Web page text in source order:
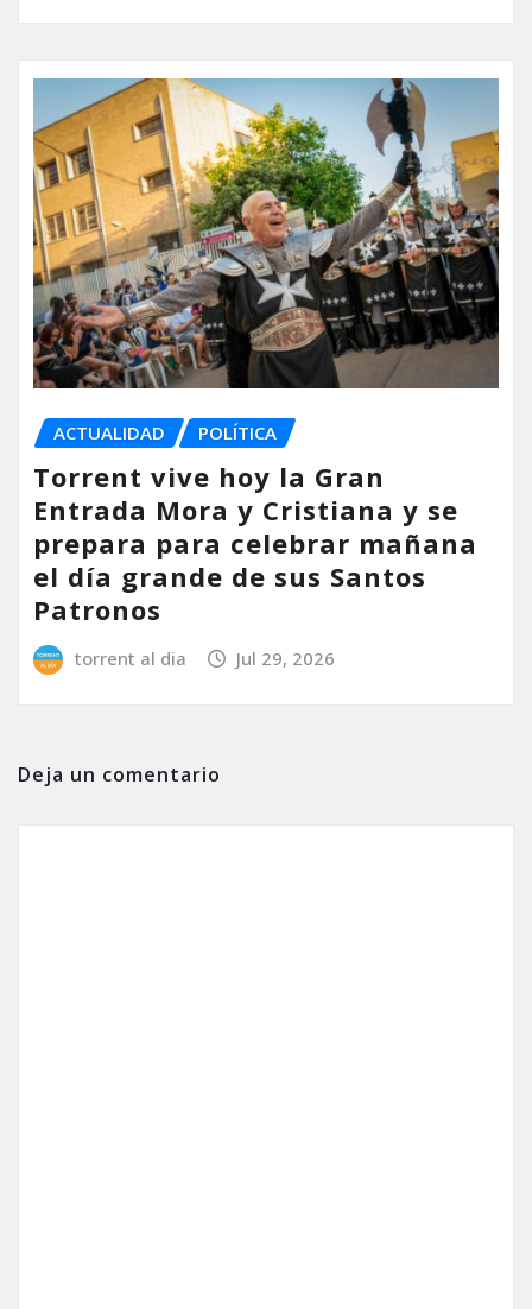
ACTUALIDAD POLÍTICA
Torrent vive hoy la Gran
Entrada Mora y Cristiana y se
prepara para celebrar mañana
el día grande de sus Santos
Patronos
torrent al dia Jul 29, 2026
Deja un comentario